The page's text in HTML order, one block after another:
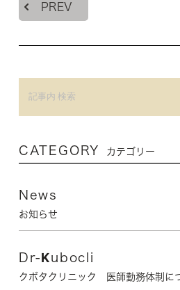
PREV
CATEGORY カテゴリー
News
お知らせ
Dr-Kubocli
クボタクリニック 医師勤務体制に